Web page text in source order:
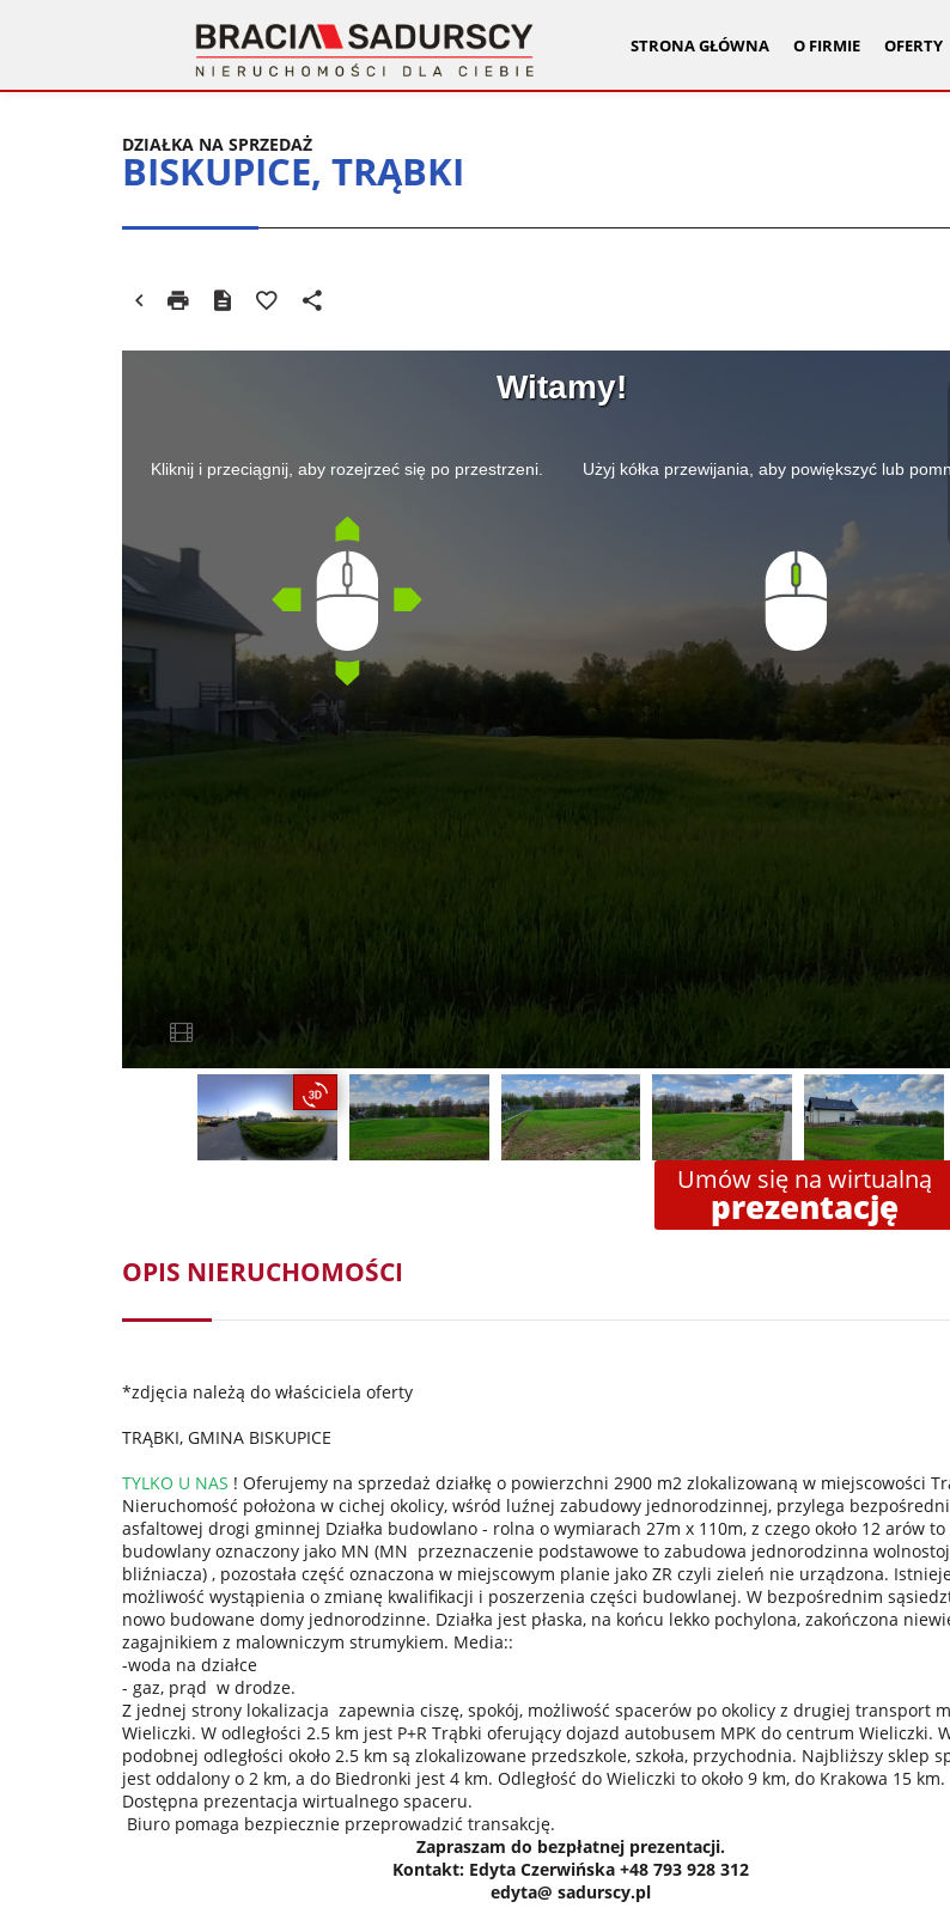
STRONA GŁÓWNA O FIRMIE OFERTY
BISKUPICE, TRĄBKI
DZIAŁKA NA SPRZEDAŻ
Umów się na wirtualną
prezentację
OPIS NIERUCHOMOŚCI
*zdjęcia należą do właściciela oferty
TRĄBKI, GMINA BISKUPICE
TYLKO U NAS ! Oferujemy na sprzedaż działkę o powierzchni 2900 m2 zlokalizowaną w miejscowości
Nieruchomość położona w cichej okolicy, wśród luźnej zabudowy jednorodzinnej, przylega
asfaltowej drogi gminnej Działka budowlano - rolna o wymiarach 27m x 110m, z czego około 12 arów
budowlany oznaczony jako MN (MN przeznaczenie podstawowe to zabudowa jednorodzinna
bliźniacza) , pozostała część oznaczona w miejscowym planie jako ZR czyli zieleń nie urządzona.
możliwość wystąpienia o zmianę kwalifikacji i poszerzenia części budowlanej. W bezpośrednim
nowo budowane domy jednorodzinne. Działka jest płaska, na końcu lekko pochylona, zakończona
zagajnikiem z malowniczym strumykiem. Media::
-woda na działce
- gaz, prąd w drodze.
Z jednej strony lokalizacja zapewnia ciszę, spokój, możliwość spacerów po okolicy z drugiej transport
Wieliczki. W odległości 2.5 km jest P+R Trąbki oferujący dojazd autobusem MPK do centrum Wieliczki.
podobnej odległości około 2.5 km są zlokalizowane przedszkole, szkoła, przychodnia. Najbliższy sklep
jest oddalony o 2 km, a do Biedronki jest 4 km. Odległość do Wieliczki to około 9 km, do Krakowa 15 km.
Dostępna prezentacja wirtualnego spaceru.
Biuro pomaga bezpiecznie przeprowadzić transakcję.
Zapraszam do bezpłatnej prezentacji.
Kontakt: Edyta Czerwińska +48 793 928 312
edyta@ sadurscy.pl